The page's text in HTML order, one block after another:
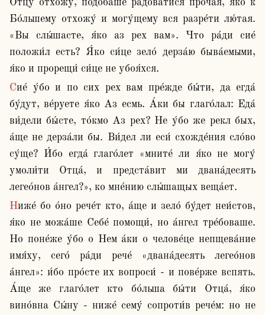
Отцу́ отхожу́, подоба́ше ра́доватися про́чая, я́ко к
Бо́льшему отхожу́ и могу́щему вся разре́ти лю́тая.
«Вы слы́шасте, я́ко аз рех вам». Что ра́ди сие́
положи́л есть? Я́ко си́це зело́ дерза́ю быва́емыми,
я́ко и прорещи́ си́це не убоя́хся.
Сие́ у́бо и по сих рех вам пре́жде бы́ти, да егда́
бу́дут, ве́руете я́ко Аз есмь. А́ки бы глаго́лал: Еда́
ви́дели бы́сте, то́кмо Аз рех? Не у́бо же рекл бых,
а́ще не дерза́ли бы. Ви́дел ли еси́ схожде́ния сло́во
су́ще? И́бо егда́ глаго́лет «мните́ ли я́ко не могу́
умоли́ти Отца́, и предста́вит ми двана́десять
легео́нов а́нгел?», ко мне́нию слы́шащых веща́ет.
Ниже́ бо о́но рече́т кто, а́ще и зело́ бу́дет неи́стов,
я́ко не можа́ше Себе́ помощи́, но а́нгел тре́боваше.
Но поне́же у́бо о Нем а́ки о челове́це непщева́ние
имя́ху, сего́ ра́ди рече́ «двана́десять легео́нов
а́нгел»: и́бо про́сте их вопроси́ - и пове́рже вспять.
А́ще же глаго́лет кто бо́льша бы́ти Отца́, я́ко
вино́вна Сы́ну - ниже́ сему́ сопроти́в рече́м: но не